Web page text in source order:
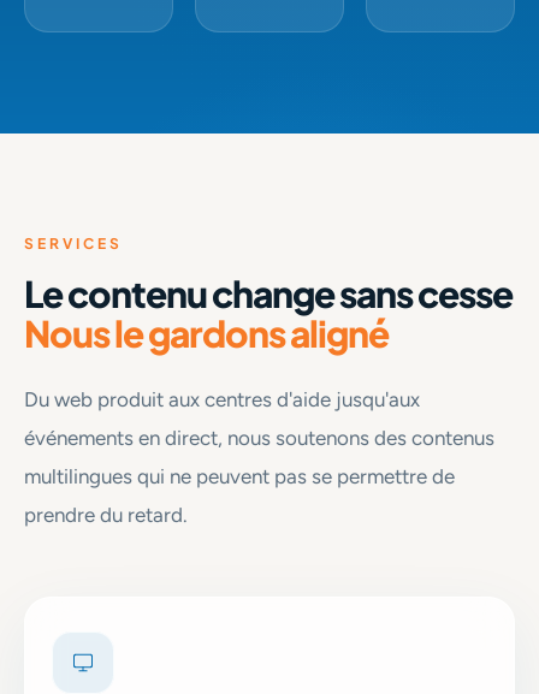
SERVICES
Le contenu change sans cesse
Nous le gardons aligné
Du web produit aux centres d'aide jusqu'aux
événements en direct, nous soutenons des contenus
multilingues qui ne peuvent pas se permettre de
prendre du retard.